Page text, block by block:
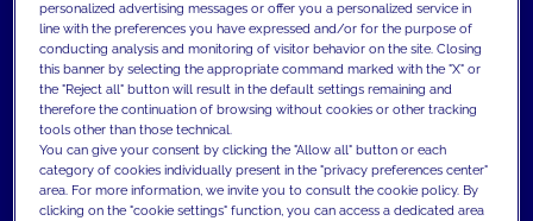
überführen. Und damit fit für die Zukunft
zu machen.
Durch die Übernahme von Konzept und
Experience Design sowie Betrieb und
Weiterentwicklung, mit einem neuen
Architekturkonzept und der Etablierung
personalized advertising messages or offer you a personalized service in
line with the preferences you have expressed and/or for the purpose of
conducting analysis and monitoring of visitor behavior on the site. Closing
this banner by selecting the appropriate command marked with the "X" or
the "Reject all" button will result in the default settings remaining and
therefore the continuation of browsing without cookies or other tracking
tools other than those technical.
You can give your consent by clicking the "Allow all" button or each
category of cookies individually present in the "privacy preferences center"
area. For more information, we invite you to consult the cookie policy. By
clicking on the "cookie settings" function, you can access a dedicated area